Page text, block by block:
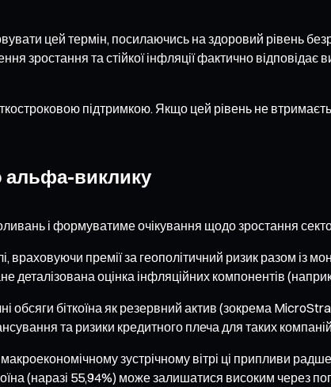
цей термін, посилаючись на здоровий рівень
зростання та стійкої інфляції фактично
підтримкою. Якщо цей рівень не
альфа-виклику
і формуватиме очікування щодо зростання
враховуючи премії за геополітичний ризик разом із
оцінка інфляційних компонентів
біткоїна як резервний актив (зокрема
та ризики кредитного плеча для таких
зустрічному вітрі ці припливи
(наразі 55,94%) може залишатися високим через